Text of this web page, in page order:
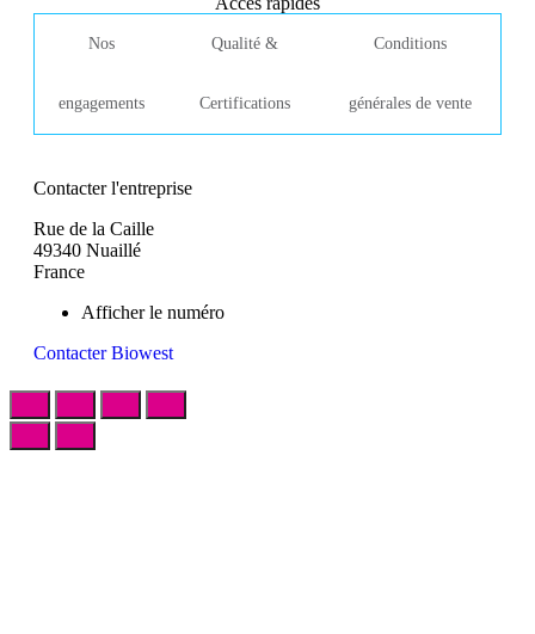
Nos
engagements
Qualité &
Certifications
Conditions
générales de vente
Contacter l'entreprise
Rue de la Caille
49340 Nuaillé
France
Afficher le numéro
Contacter Biowest